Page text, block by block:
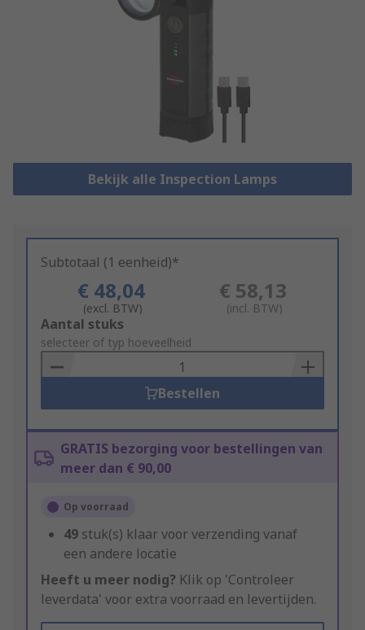
Bekijk alle Inspection Lamps
Subtotaal (1 eenheid)*
€ 48,04
(excl. BTW)
€ 58,13
(incl. BTW)
Add
to
Basket
Aantal stuks
selecteer of typ hoeveelheid
Bestellen
GRATIS bezorging voor bestellingen van
meer dan € 90,00
Op voorraad
49 stuk(s) klaar voor verzending vanaf
een andere locatie
Heeft u meer nodig? Klik op 'Controleer
leverdata' voor extra voorraad en levertijden.